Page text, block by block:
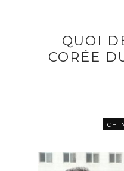
QUOI
CORÉE